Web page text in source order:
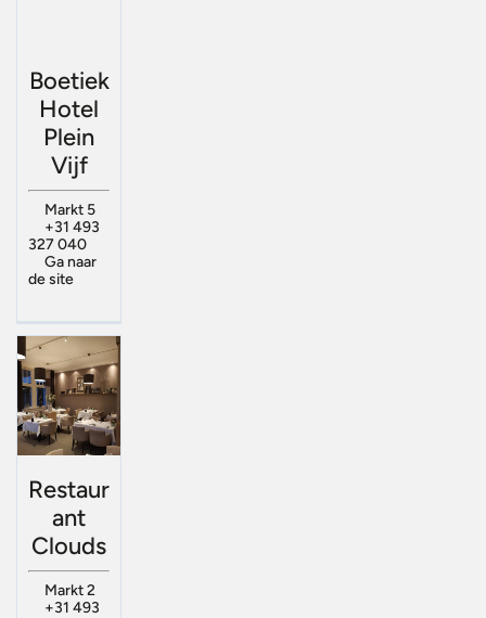
Boetiek
Hotel
Plein
Vijf
Markt 5
+31 493
327 040
Ga naar
de site
Restaur
ant
Clouds
Markt 2
+31 493